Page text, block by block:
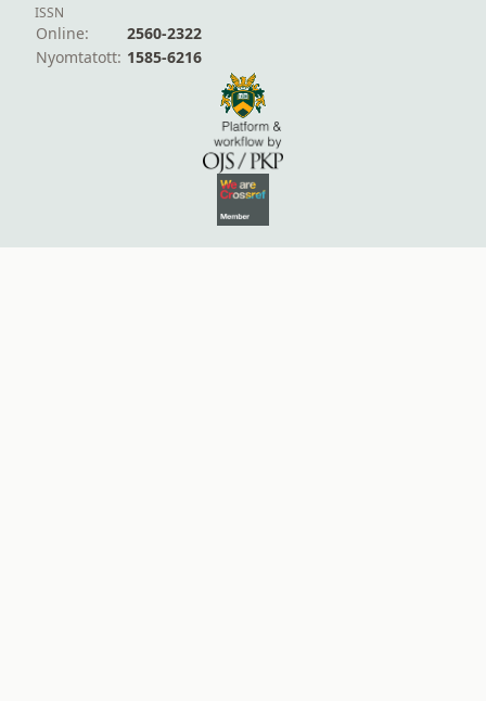
ISSN
Online:
2560-2322
Nyomtatott: 1585-6216